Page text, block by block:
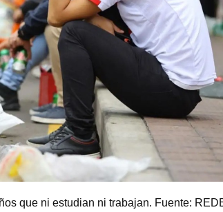
que ni estudian ni trabajan. Fuente: